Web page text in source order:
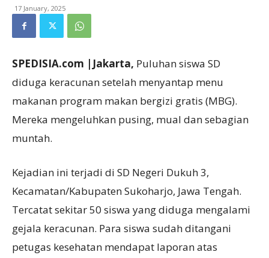
17 January, 2025
SPEDISIA.com |Jakarta, Puluhan siswa SD
diduga keracunan setelah menyantap menu
makanan program makan bergizi gratis (MBG).
Mereka mengeluhkan pusing, mual dan sebagian
muntah.
Kejadian ini terjadi di SD Negeri Dukuh 3,
Kecamatan/Kabupaten Sukoharjo, Jawa Tengah.
Tercatat sekitar 50 siswa yang diduga mengalami
gejala keracunan. Para siswa sudah ditangani
petugas kesehatan mendapat laporan atas